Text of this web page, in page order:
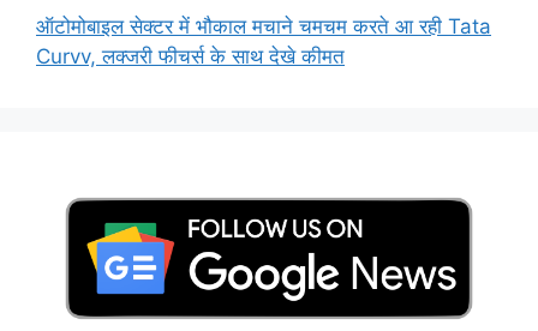
ऑटोमोबाइल सेक्टर में भौकाल मचाने चमचम करते आ रही Tata
Curvv, लक्जरी फीचर्स के साथ देखे कीमत